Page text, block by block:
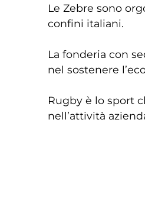
Le Zebre sono
confini italiani.
La fonderia con
nel sostenere
Rugby è lo sport
nell’attività